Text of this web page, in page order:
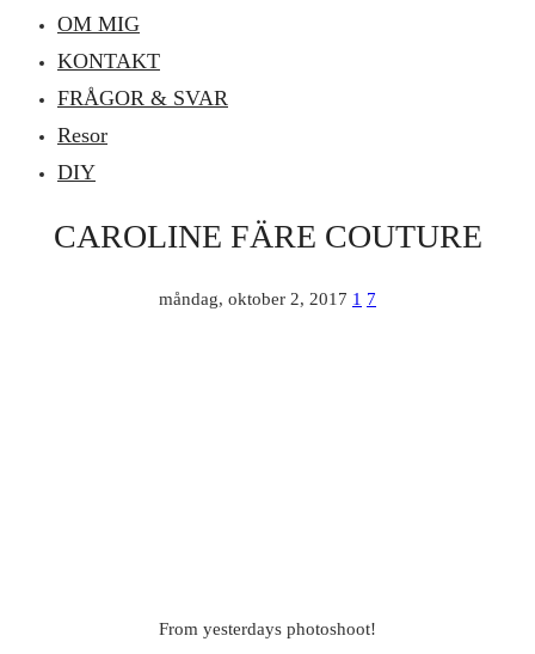
OM MIG
KONTAKT
FRÅGOR & SVAR
Resor
DIY
CAROLINE FÄRE COUTURE
måndag, oktober 2, 2017 1 7
From yesterdays photoshoot!